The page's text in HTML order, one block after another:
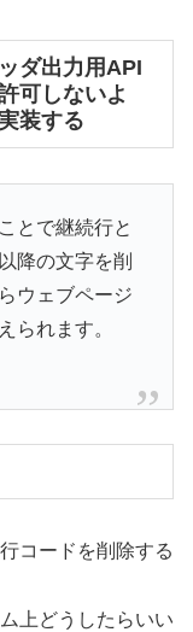
ダ出力用API
可しないよ
装する
とで継続行と
降の文字を削
ウェブページ
られます。
コードを削除する
上どうしたらいい